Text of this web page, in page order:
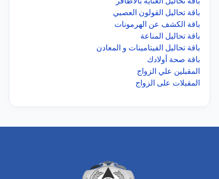
باقة تحاليل القولون العصبي
باقة الكشف عن الهرمونات
باقة تحاليل المناعة
باقة تحاليل الفيتامينات و المعادن
باقة صحة أولادك
المقبلين علي الزواج
المقبلات على الزواج